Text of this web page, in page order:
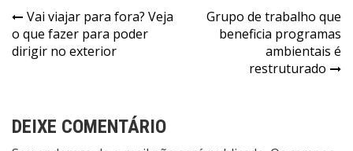
Navegação
de
Vai viajar para fora? Veja
o que fazer para poder
dirigir no exterior
Grupo de trabalho que
beneficia programas
ambientais é
restruturado
DEIXE COMENTÁRIO